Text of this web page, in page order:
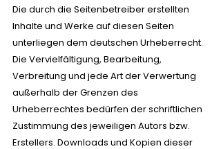
Die durch die Seitenbetreiber erstellten
Inhalte und Werke auf diesen Seiten
unterliegen dem deutschen Urheberrecht.
Die Vervielfältigung, Bearbeitung,
Verbreitung und jede Art der Verwertung
außerhalb der Grenzen des
Urheberrechtes bedürfen der schriftlichen
Zustimmung des jeweiligen Autors bzw.
Erstellers. Downloads und Kopien dieser